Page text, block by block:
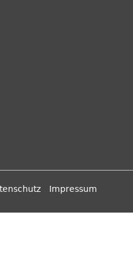
Impressum